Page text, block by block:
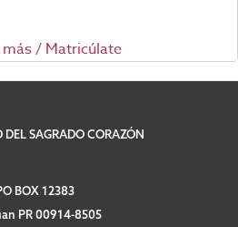
/ Matricúlate
DEL SAGRADO CORAZÓN
BOX 12383
PR 00914-8505